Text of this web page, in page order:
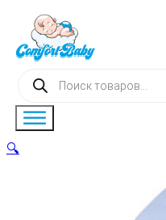
Поиск
товаров
🔍